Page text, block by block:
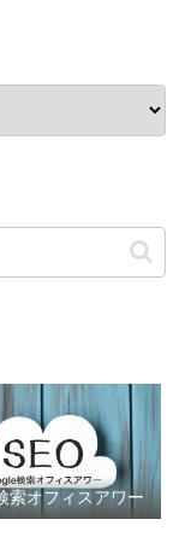
索オフィスアワー